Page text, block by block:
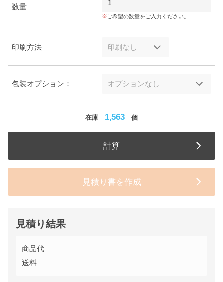
数量
ご希望の数量をご入力ください。
印刷方法
包装オプション：
在庫 1,563 個
計算
見積り書を作成
見積り結果
商品代
送料